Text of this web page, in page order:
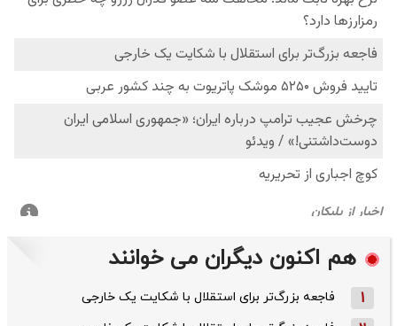
هم اکنون دیگران می خوانند
1 فاجعه بزرگ‌تر برای استقلال با شکایت یک خارجی